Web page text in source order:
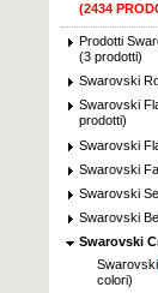
(2434
Prodotti
(3 prodotti)
Swarovski
Swarovski
prodotti)
Swarovski
Swarovski
Swarovski
Swarovski
Swarovski
Swarovski
colori)